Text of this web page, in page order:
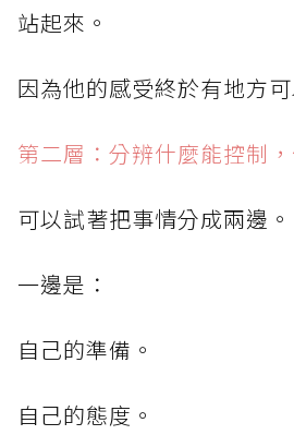
站起來。
因為他的感受終於有地方可
第二層：分辨什麼能控制
可以試著把事情分成兩邊。
一邊是：
自己的準備。
自己的態度。